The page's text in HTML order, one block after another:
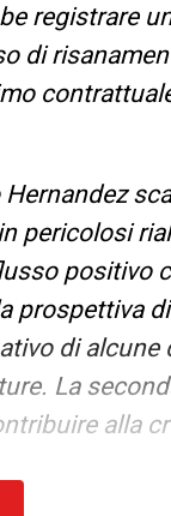
registrare
di
pericolosi
positivo
prospettiva
di alcune
La
alla